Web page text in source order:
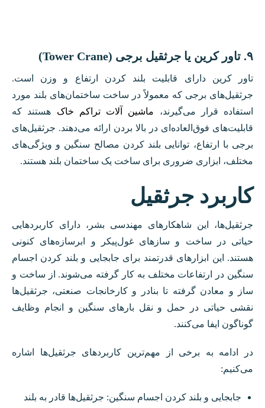
۹. تاور کرین یا جرثقیل برجی (Tower Crane)
تاور کرین دارای قابلیت بلند کردن ارتفاع و وزن است.
جرثقیل‌های برجی که معمولاً در ساخت ساختمان‌های بلند مورد
استفاده قرار می‌گیرند، ماشین آلات تراکم خاک هستند که
قابلیت‌های فوق‌العاده‌ای در بالا بردن ارائه می‌دهند. جرثقیل‌های
برجی با ارتفاع، توانایی بلند کردن مصالح سنگین و ویژگی‌های
مختلف، ابزاری ضروری برای ساخت یک ساختمان بلند هستند.
کاربرد جرثقیل
جرثقیل‌ها، این شاهکارهای مهندسی بشر، دارای کاربردهایی
حیاتی در ساخت و سازهای غول‌پیکر و ابرسازه‌های کنونی
هستند. این ابزارهای قدرتمند برای جابجایی و بلند کردن اجسام
سنگین در ارتفاعات مختلف به کار گرفته می‌شوند. از ساخت و
ساز و معادن گرفته تا بنادر و کارخانجات صنعتی، جرثقیل‌ها
نقشی حیاتی در حمل و نقل بارهای سنگین و انجام وظایف
گوناگون ایفا می‌کنند.
در ادامه به برخی از مهم‌ترین کاربردهای جرثقیل‌ها اشاره
می‌کنیم:
جابجایی و بلند کردن اجسام سنگین: جرثقیل‌ها قادر به بلند